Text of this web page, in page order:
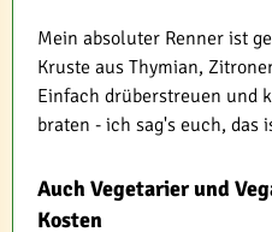
Mein absoluter Renner ist
Kruste aus Thymian,
Einfach drüberstreuen und
braten - ich sag's euch, das
Auch Vegetarier und
Kosten